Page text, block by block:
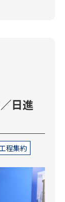
日進
工程集約